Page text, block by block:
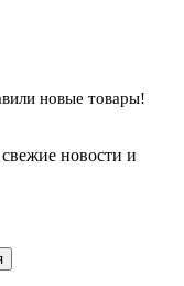
новые товары!
новости и